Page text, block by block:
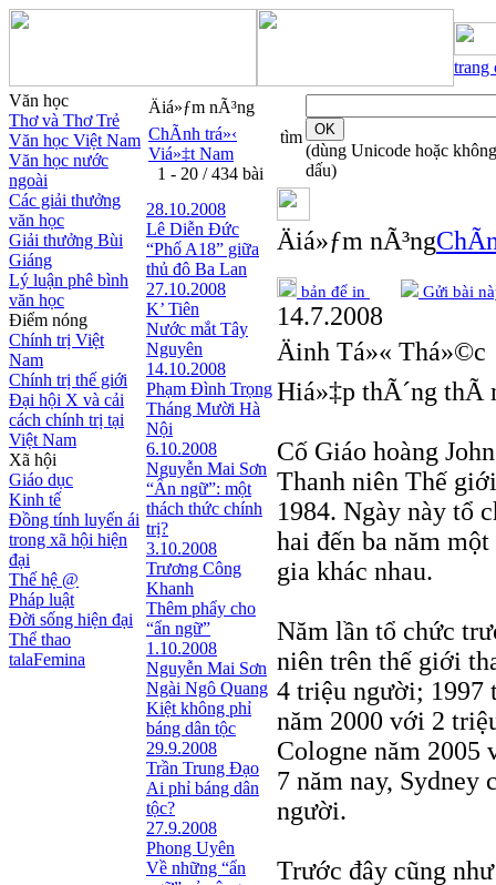
trang
Văn học
Thơ và Thơ Trẻ
Văn học Việt Nam
Văn học nước
ngoài
Các giải thưởng
văn học
Giải thưởng Bùi
Giáng
Lý luận phê bình
văn học
Điểm nóng
Chính trị Việt
Nam
Chính trị thế giới
Đại hội X và cải
cách chính trị tại
Việt Nam
Xã hội
Giáo dục
Kinh tế
Đồng tính luyến ái
trong xã hội hiện
đại
Thế hệ @
Pháp luật
Đời sống hiện đại
Thể thao
talaFemina
Äiá»ƒm nÃ³ng
ChÃ­nh trá»‹
Viá»‡t Nam
1 - 20 / 434 bài
28.10.2008
Lê Diễn Đức
“Phố A18” giữa
thủ đô Ba Lan
27.10.2008
K’ Tiên
Nước mắt Tây
Nguyên
14.10.2008
Phạm Đình Trọng
Tháng Mười Hà
Nội
6.10.2008
Nguyễn Mai Sơn
“Ẩn ngữ”: một
thách thức chính
trị?
3.10.2008
Trương Công
Khanh
Thêm phẩy cho
“ẩn ngữ”
1.10.2008
Nguyễn Mai Sơn
Ngài Ngô Quang
Kiệt không phỉ
báng dân tộc
29.9.2008
Trần Trung Đạo
Ai phỉ báng dân
tộc?
27.9.2008
Phong Uyên
Về những “ẩn
tìm
(dùng Unicode hoặc không
dấu)
Äiá»ƒm nÃ³ng
bản để in Gửi bài
14.7.2008
Äinh Tá»« Thá»©c
Hiá»‡p thÃ´ng thÃ
Cố Giáo hoàng
Thanh niên Thế
1984. Ngày này tổ
hai đến ba năm
gia khác nhau.
Năm lần tổ chức
niên trên thế giới
4 triệu người; 1997
năm 2000 với 2
Cologne năm 2005
7 năm nay, Sydney
người.
Trước đây cũng